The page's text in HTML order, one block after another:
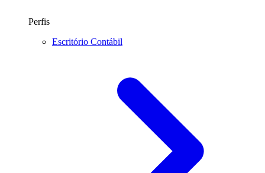
Perfis
Escritório Contábil